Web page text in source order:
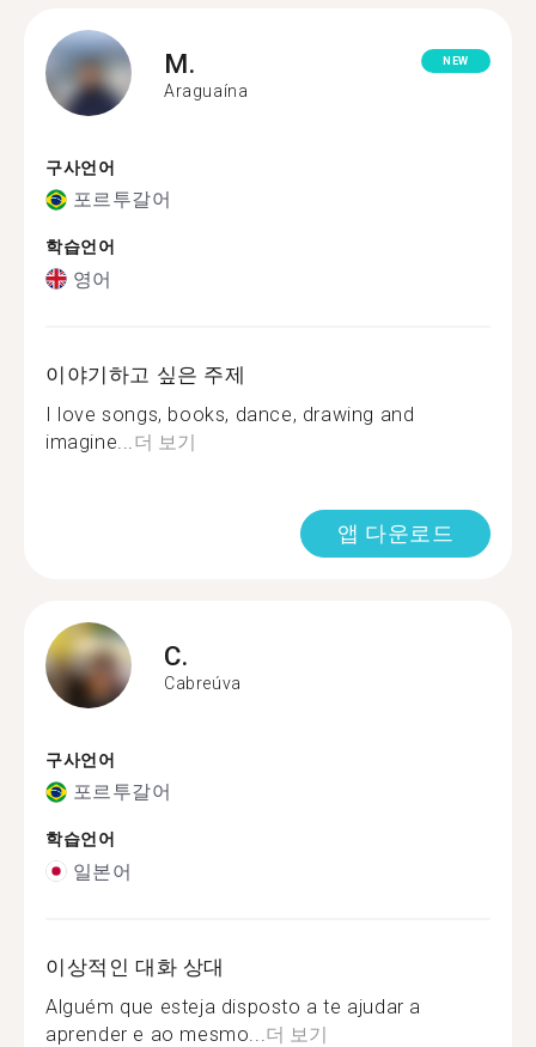
M.
Araguaína
NEW
구사언어
포르투갈어
학습언어
영어
이야기하고 싶은 주제
I love songs, books, dance, drawing and
imagine️... 더 보기
앱 다운로드
C.
Cabreúva
구사언어
포르투갈어
학습언어
일본어
이상적인 대화 상대
Alguém que esteja disposto a te ajudar a
aprender e ao mesmo... 더 보기